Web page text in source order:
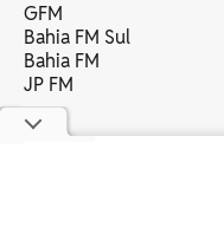
GFM
Bahia FM Sul
Bahia FM
JP FM